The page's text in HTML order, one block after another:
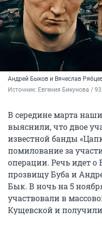
Андрей Быков и Вячеслав
Источник: Евгения Бикунова /
В середине марта
выяснили, что двое
известной банды
помилование за
операции. Речь идет о
прозвищу Буба и
Бык. В ночь на 5
участвовали в
Кущевской и